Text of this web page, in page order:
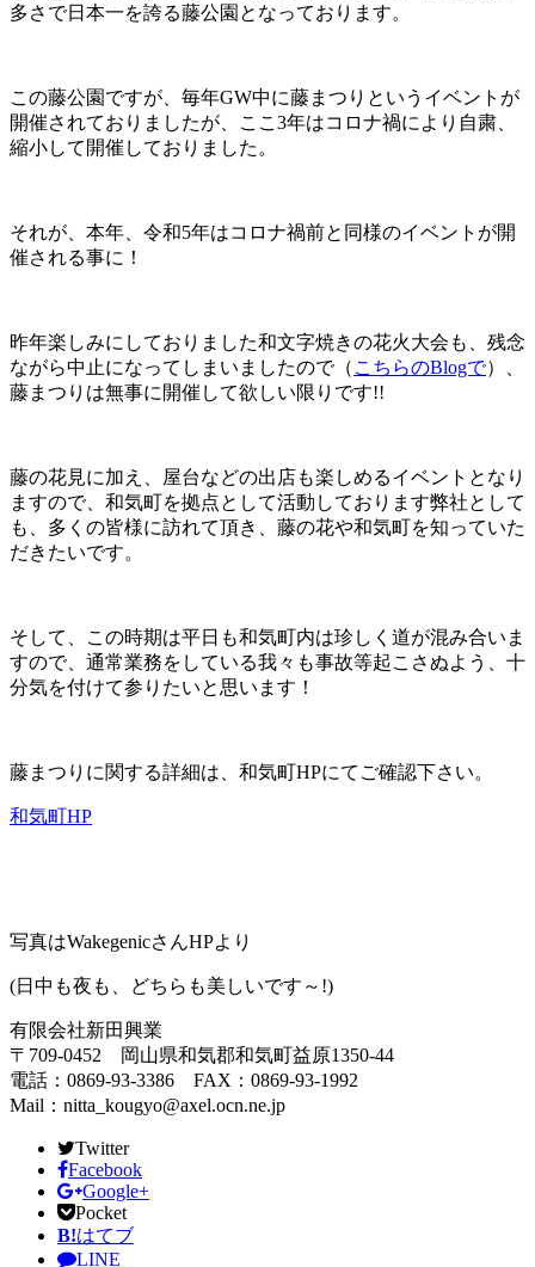
多さで日本一を誇る藤公園となっております。
この藤公園ですが、毎年GW中に藤まつりというイベントが
開催されておりましたが、ここ3年はコロナ禍により自粛、
縮小して開催しておりました。
それが、本年、令和5年はコロナ禍前と同様のイベントが開
催される事に！
昨年楽しみにしておりました和文字焼きの花火大会も、残念
ながら中止になってしまいましたので（ こちらのBlogで）、
藤まつりは無事に開催して欲しい限りです!!
藤の花見に加え、屋台などの出店も楽しめるイベントとなり
ますので、和気町を拠点として活動しております弊社として
も、多くの皆様に訪れて頂き、藤の花や和気町を知っていた
だきたいです。
そして、この時期は平日も和気町内は珍しく道が混み合いま
すので、通常業務をしている我々も事故等起こさぬよう、十
分気を付けて参りたいと思います！
藤まつりに関する詳細は、和気町HPにてご確認下さい。
和気町HP
写真はWakegenicさんHPより
(日中も夜も、どちらも美しいです～!)
有限会社新田興業
〒709-0452 岡山県和気郡和気町益原1350-44
電話：0869-93-3386 FAX：0869-93-1992
Mail：nitta_kougyo@axel.ocn.ne.jp
Twitter
Facebook
Google+
Pocket
B!はてブ
LINE